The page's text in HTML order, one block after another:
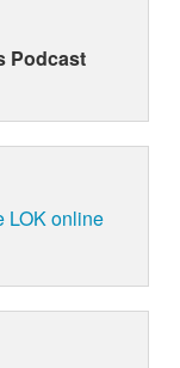
Podcast
LOK online